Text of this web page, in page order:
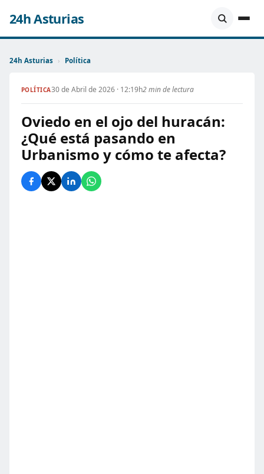
24h Asturias
24h Asturias › Política
POLÍTICA30 de Abril de 2026 · 12:19h2 min de lectura
Oviedo en el ojo del huracán:
¿Qué está pasando en
Urbanismo y cómo te afecta?